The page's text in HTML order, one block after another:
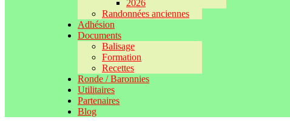
2026
Randonnées anciennes
Adhésion
Documents
Balisage
Formation
Recettes
Ronde / Baronnies
Utilitaires
Partenaires
Blog